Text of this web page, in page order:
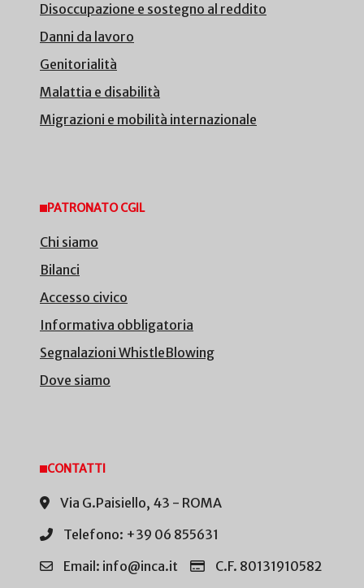
Disoccupazione e sostegno al reddito
Danni da lavoro
Genitorialità
Malattia e disabilità
Migrazioni e mobilità internazionale
PATRONATO CGIL
Chi siamo
Bilanci
Accesso civico
Informativa obbligatoria
Segnalazioni WhistleBlowing
Dove siamo
CONTATTI
Via G.Paisiello, 43 - ROMA
Telefono: +39 06 855631
Email: info@inca.it
C.F. 80131910582